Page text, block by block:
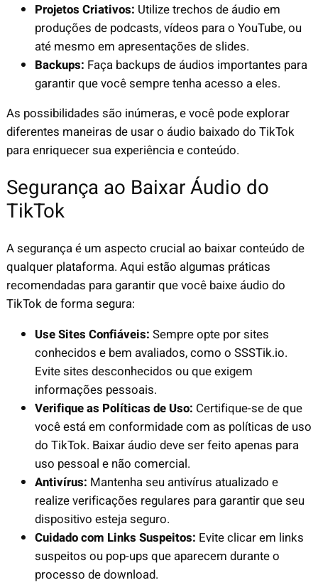
Projetos Criativos: Utilize trechos de áudio em
produções de podcasts, vídeos para o YouTube, ou
até mesmo em apresentações de slides.
Backups: Faça backups de áudios importantes para
garantir que você sempre tenha acesso a eles.
As possibilidades são inúmeras, e você pode explorar
diferentes maneiras de usar o áudio baixado do TikTok
para enriquecer sua experiência e conteúdo.
Segurança ao Baixar Áudio do
TikTok
A segurança é um aspecto crucial ao baixar conteúdo de
qualquer plataforma. Aqui estão algumas práticas
recomendadas para garantir que você baixe áudio do
TikTok de forma segura:
Use Sites Confiáveis: Sempre opte por sites
conhecidos e bem avaliados, como o SSSTik.io.
Evite sites desconhecidos ou que exigem
informações pessoais.
Verifique as Políticas de Uso: Certifique-se de que
você está em conformidade com as políticas de uso
do TikTok. Baixar áudio deve ser feito apenas para
uso pessoal e não comercial.
Antivírus: Mantenha seu antivírus atualizado e
realize verificações regulares para garantir que seu
dispositivo esteja seguro.
Cuidado com Links Suspeitos: Evite clicar em links
suspeitos ou pop-ups que aparecem durante o
processo de download.